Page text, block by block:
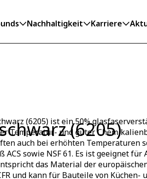
Nachhaltigkeit Karriere
(6205)
(6205) ist ein 50%
Temperatur- und guter
auch bei erhöhten
ACS sowie NSF 61. Es ist geeignet
das Material der
und kann für Bauteile von